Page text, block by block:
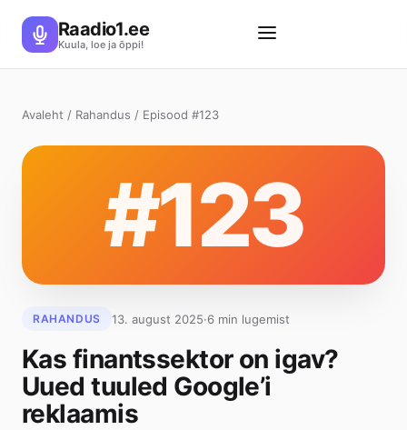
Raadio1.ee
Kuula, loe ja õppi!
Avaleht / Rahandus / Episood #123
#123
RAHANDUS 13. august 2025·6 min lugemist
Kas finantssektor on igav?
Uued tuuled Google’i
reklaamis